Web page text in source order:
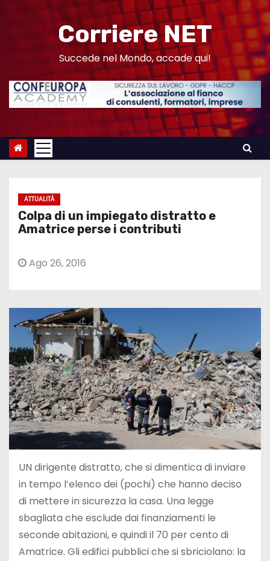
n
Corriere NET
Succede nel Mondo, accade qui!
ATTUALITÀ
Colpa di un impiegato distratto e
Amatrice perse i contributi
Ago 26, 2016
UN dirigente distratto, che si dimentica di inviare
in tempo l’elenco dei (pochi) che hanno deciso
di mettere in sicurezza la casa. Una legge
sbagliata che esclude dai finanziamenti le
seconde abitazioni, e quindi il 70 per cento di
Amatrice. Gli edifici pubblici che si sbriciolano: la